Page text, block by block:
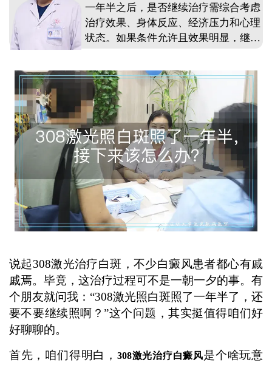
一年半之后，是否继续治疗需综合考虑
治疗效果、身体反应、经济压力和心理
状态。如果条件允许且效果明显，继续
案或寻求其他方法也未尝不可。 ...
说起308激光治疗白斑，不少白癜风患者都心有戚
戚焉。毕竟，这治疗过程可不是一朝一夕的事。有
个朋友就问我：“308激光照白斑照了一年半了，还
要不要继续照啊？”这个问题，其实挺值得咱们好
好聊聊的。
首先，咱们得明白， 308激光治疗白癜风是个啥玩意